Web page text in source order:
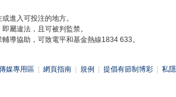
進入可投注的地方。
屬違法，且可被判監禁。
導協助，可致電平和基金熱線1834 633。
媒專用區 網頁指南 規例 提倡有節制博彩 私